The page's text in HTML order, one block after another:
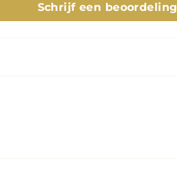
Schrijf een beoordeling